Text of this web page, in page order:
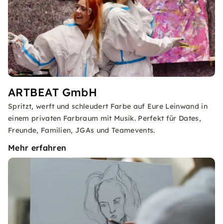
ARTBEAT GmbH
Spritzt, werft und schleudert Farbe auf Eure Leinwand in
einem privaten Farbraum mit Musik. Perfekt für Dates,
Freunde, Familien, JGAs und Teamevents.
Mehr erfahren